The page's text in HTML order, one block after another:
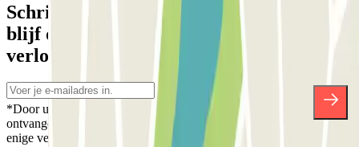
Schrijf je in voor onze nieuwsbrief en
blijf op de hoogte van kortingen,
verlotingen en vele andere verrassingen.
*Door u in te schrijven aanvaardt u ons Privacybeleid voor het
ontvangen van commerciële communicatie van Parclick. Zonder
enige verplichting kunt u zich uitschrijven wanneer u maar wilt in